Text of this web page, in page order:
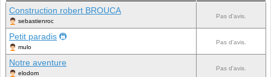
Construction robert BROUCA
sebastienroc
Pas d'avis.
Petit paradis
mulo
Pas d'avis.
Notre aventure
elodom
Pas d'avis.